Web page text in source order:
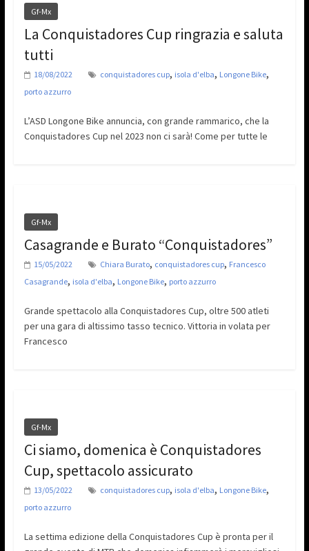
Gf-Mx
La Conquistadores Cup ringrazia e saluta
tutti
18/08/2022 conquistadores cup, isola d'elba, Longone Bike,
porto azzurro
L’ASD Longone Bike annuncia, con grande rammarico, che la
Conquistadores Cup nel 2023 non ci sarà! Come per tutte le
Gf-Mx
Casagrande e Burato “Conquistadores”
15/05/2022 Chiara Burato, conquistadores cup, Francesco
Casagrande, isola d'elba, Longone Bike, porto azzurro
Grande spettacolo alla Conquistadores Cup, oltre 500 atleti
per una gara di altissimo tasso tecnico. Vittoria in volata per
Francesco
Gf-Mx
Ci siamo, domenica è Conquistadores
Cup, spettacolo assicurato
13/05/2022 conquistadores cup, isola d'elba, Longone Bike,
porto azzurro
La settima edizione della Conquistadores Cup è pronta per il